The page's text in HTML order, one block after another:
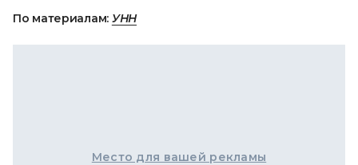
По материалам: УНН
Место для вашей рекламы